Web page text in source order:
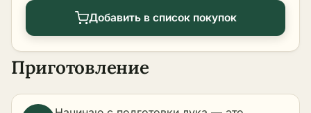
Добавить в список покупок
Приготовление